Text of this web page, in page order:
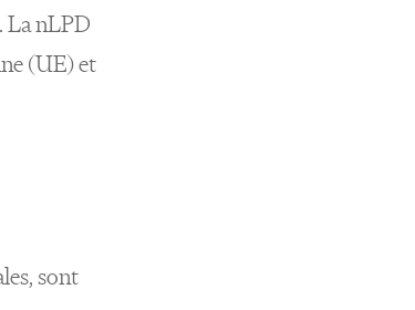
La nLPD
(UE) et
sont